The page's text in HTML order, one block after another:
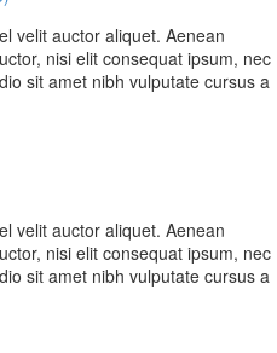
velit auctor aliquet. Aenean
nisi elit consequat ipsum, nec
sit amet nibh vulputate cursus a
velit auctor aliquet. Aenean
nisi elit consequat ipsum, nec
sit amet nibh vulputate cursus a